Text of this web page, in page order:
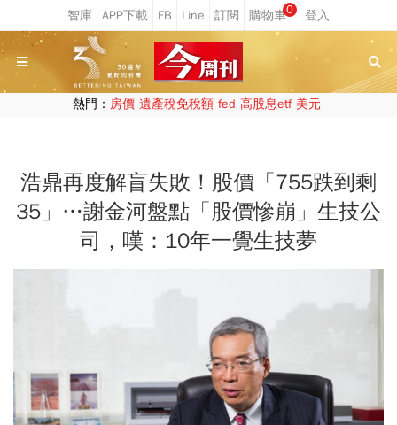
0
熱門： 房價 遺產稅免稅額 fed 高股息etf 美元
浩鼎再度解盲失敗！股價「755跌到剩
35」…謝金河盤點「股價慘崩」生技公
司，嘆：10年一覺生技夢